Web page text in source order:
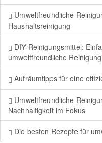
Umweltfreundliche
Haushaltsreinigung
DIY-Reinigungsmittel:
umweltfreundliche Reinigung
Aufräumtipps für eine
Umweltfreundliche
Nachhaltigkeit im Fokus
Die besten Rezepte für